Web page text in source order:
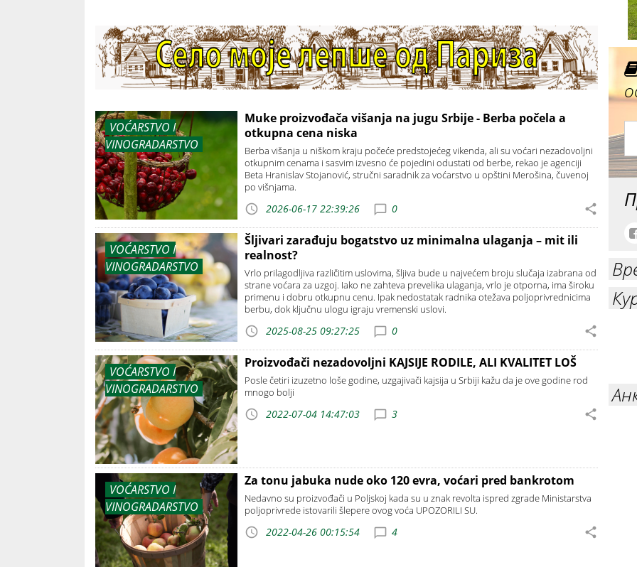
VOĆARSTVO I
VINOGRADARSTVO
Muke proizvođača višanja na jugu Srbije - Berba počela a
otkupna cena niska
Berba višanja u niškom kraju počeće predstojećeg vikenda, ali su voćari nezadovoljni
otkupnim cenama i sasvim izvesno će pojedini odustati od berbe, rekao je agenciji
Beta Hranislav Stojanović, stručni saradnik za voćarstvo u opštini Merošina, čuvenoj
po višnjama.
2026-06-17 22:39:26 0
VOĆARSTVO I
VINOGRADARSTVO
Šljivari zarađuju bogatstvo uz minimalna ulaganja – mit ili
realnost?
Vrlo prilagodljiva različitim uslovima, šljiva bude u najvećem broju slučaja izabrana od
strane voćara za uzgoj. Iako ne zahteva prevelika ulaganja, vrlo je otporna, ima široku
primenu i dobru otkupnu cenu. Ipak nedostatak radnika otežava poljoprivrednicima
berbu, dok ključnu ulogu igraju vremenski uslovi.
2025-08-25 09:27:25 0
VOĆARSTVO I
VINOGRADARSTVO
Proizvođači nezadovoljni KAJSIJE RODILE, ALI KVALITET LOŠ
Posle četiri izuzetno loše godine, uzgajivači kajsija u Srbiji kažu da je ove godine rod
mnogo bolji
2022-07-04 14:47:03 3
VOĆARSTVO I
VINOGRADARSTVO
Za tonu jabuka nude oko 120 evra, voćari pred bankrotom
Nedavno su proizvođači u Poljskoj kada su u znak revolta ispred zgrade Ministarstva
poljoprivrede istovarili šlepere ovog voća UPOZORILI SU.
2022-04-26 00:15:54 4